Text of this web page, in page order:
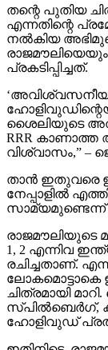
നല്‍കിയ
പ്രകടിപ്പിച്ചത്.
ശൈലിയുടെ
RRR കാണാത്ത
വിശ്വാസം,”
താന്‍ ഇതുവരെ
നേപ്പാളില്‍
സാമ്യമുണ്ടെന്ന്
രാജമൗലിയുടെ
1, 2 എന്നിവ
രചിച്ചതാണ്.
ലോകമൊട്ടാകെ
ചിത്രമായി
സ്പില്‍ബെര്‍ഗ്,
ഹോളിവുഡ്
ഇതിനിടെ,
നായകനായും
എത്തുന്ന പുതിയ